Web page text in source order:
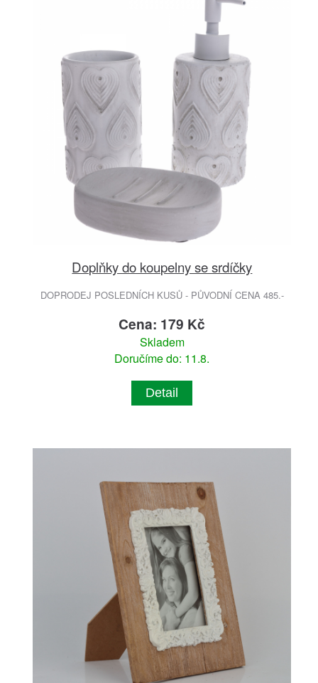
Doplňky do koupelny se srdíčky
DOPRODEJ POSLEDNÍCH KUSŮ - PŮVODNÍ CENA 485.-
Cena: 179 Kč
Skladem
Doručíme do: 11.8.
Detail